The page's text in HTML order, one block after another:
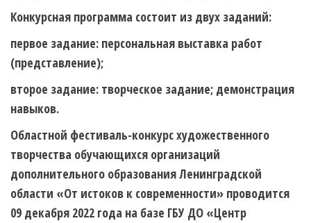
Конкурсная программа состоит из двух заданий:
первое задание: персональная выставка работ
(представление);
второе задание: творческое задание; демонстрация
навыков.
Областной фестиваль-конкурс художественного
творчества обучающихся организаций
дополнительного образования Ленинградской
области «От истоков к современности» проводится
09 декабря 2022 года на базе ГБУ ДО «Центр